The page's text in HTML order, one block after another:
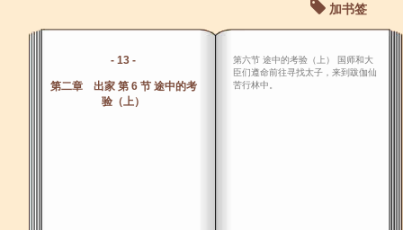
加书签
- 13 -
第二章 出家 第 6 节 途中的考
验（上）
第六节 途中的考验（上） 国师和大
臣们遵命前往寻找太子，来到跋伽仙
苦行林中。